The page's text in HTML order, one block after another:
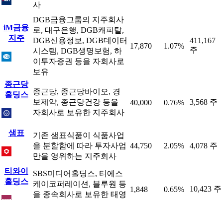
사
iM금융
지주
DGB금융그룹의 지주회사
로, 대구은행, DGB캐피탈,
DGB신용정보, DGB데이터
시스템, DGB생명보험, 하
이투자증권 등을 자회사로
보유
17,870 1.07%
411,167
주
종근당
홀딩스
종근당, 종근당바이오, 경
보제약, 종근당건강 등을
자회사로 보유한 지주회사
40,000 0.76% 3,568 주
샘표
기존 샘표식품이 식품사업
을 분할함에 따라 투자사업
만을 영위하는 지주회사
44,750 2.05% 4,078 주
티와이
홀딩스
SBS미디어홀딩스, 티에스
케이코퍼레이션, 블루원 등
을 종속회사로 보유한 태영
1,848 0.65% 10,423 주